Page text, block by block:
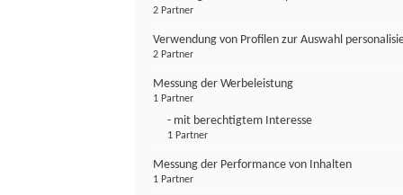
2 Partner
Verwendung von Profilen zur Auswahl
2 Partner
Messung der Werbeleistung
1 Partner
- mit berechtigtem Interesse
1 Partner
Messung der Performance von Inhalten
1 Partner